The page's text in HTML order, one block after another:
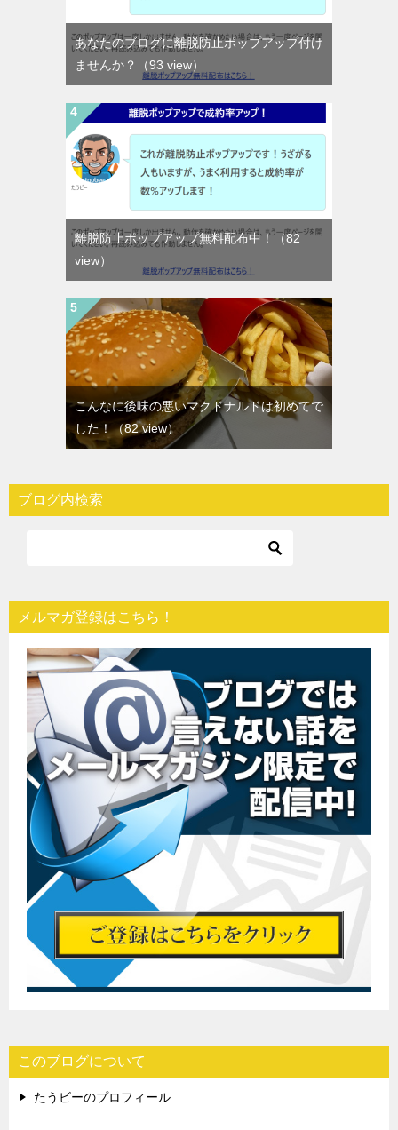
あなたのブログに離脱防止ポップアップ付け
ませんか？
（93 view）
離脱防止ポップアップ無料配布中！（82
view）
こんなに後味の悪いマクドナルドは初めてで
した！（82 view）
ブログ内検索
メルマガ登録はこちら！
このブログについて
たうビーのプロフィール